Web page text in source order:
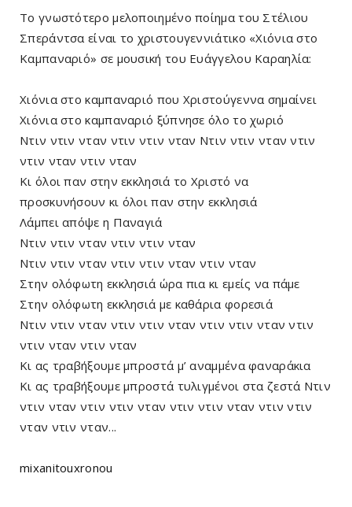
Το γνωστότερο μελοποιημένο ποίημα του Στέλιου
Σπεράντσα είναι το χριστουγεννιάτικο «Χιόνια στο
Καμπαναριό» σε μουσική του Ευάγγελου Καραηλία:
Χιόνια στο καμπαναριό που Χριστούγεννα σημαίνει
Χιόνια στο καμπαναριό ξύπνησε όλο το χωριό
Ντιν ντιν νταν ντιν ντιν νταν Ντιν ντιν νταν ντιν
ντιν νταν ντιν νταν
Κι όλοι παν στην εκκλησιά το Χριστό να
προσκυνήσουν κι όλοι παν στην εκκλησιά
Λάμπει απόψε η Παναγιά
Ντιν ντιν νταν ντιν ντιν νταν
Ντιν ντιν νταν ντιν ντιν νταν ντιν νταν
Στην ολόφωτη εκκλησιά ώρα πια κι εμείς να πάμε
Στην ολόφωτη εκκλησιά με καθάρια φορεσιά
Ντιν ντιν νταν ντιν ντιν νταν ντιν ντιν νταν ντιν
ντιν νταν ντιν νταν
Κι ας τραβήξουμε μπροστά μ’ αναμμένα φαναράκια
Κι ας τραβήξουμε μπροστά τυλιγμένοι στα ζεστά Ντιν
ντιν νταν ντιν ντιν νταν ντιν ντιν νταν ντιν ντιν
νταν ντιν νταν...
mixanitouxronou